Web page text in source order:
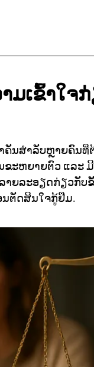
ມເຂົ້າໃຈ
ນສຳລັບຫຼາຍຄົນທີ່ຕ້
ະຫຍາຍຕົວ ແລະ
າຍລະອຽດກ່ຽວກັບ
ນຕັດສິນໃຈກູ້ຢືມ.